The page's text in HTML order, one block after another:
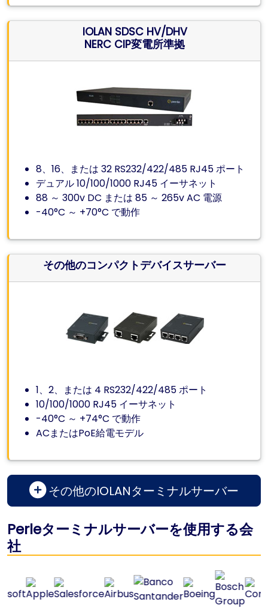
IOLAN SDSC HV/DHV
NERC CIP変電所準拠
8、16、または 32 RS232/422/485 RJ45 ポート
デュアル 10/100/1000 RJ45 イーサネット
88 ～ 300v DC または 85 ～ 265v AC 電源
-40°C ～ +70°C で動作
その他のコンパクトデバイスサーバー
1、2、または 4 RS232/422/485 ポート
10/100/1000 RJ45 イーサネット
-40°C ～ +74°C で動作
ACまたはPoE給電モデル
その他のIOLANターミナルサーバー
Perleターミナルサーバーを使用する会
社